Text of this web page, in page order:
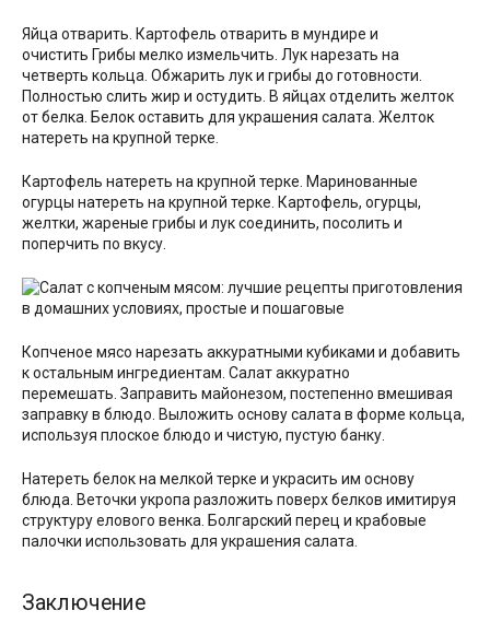
Яйца отварить. Картофель отварить в мундире и
очистить Грибы мелко измельчить. Лук нарезать на
четверть кольца. Обжарить лук и грибы до готовности.
Полностью слить жир и остудить. В яйцах отделить желток
от белка. Белок оставить для украшения салата. Желток
натереть на крупной терке.
Картофель натереть на крупной терке. Маринованные
огурцы натереть на крупной терке. Картофель, огурцы,
желтки, жареные грибы и лук соединить, посолить и
поперчить по вкусу.
Копченое мясо нарезать аккуратными кубиками и добавить
к остальным ингредиентам. Салат аккуратно
перемешать. Заправить майонезом, постепенно вмешивая
заправку в блюдо. Выложить основу салата в форме кольца,
используя плоское блюдо и чистую, пустую банку.
Натереть белок на мелкой терке и украсить им основу
блюда. Веточки укропа разложить поверх белков имитируя
структуру елового венка. Болгарский перец и крабовые
палочки использовать для украшения салата.
Заключение